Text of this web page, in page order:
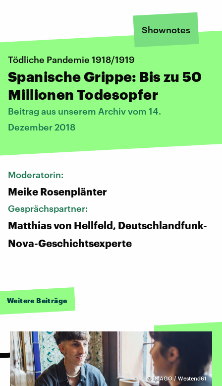
Shownotes
Tödliche Pandemie 1918/1919
Spanische Grippe: Bis zu 50
Millionen Todesopfer
Beitrag aus unserem Archiv vom 14.
Dezember 2018
Moderatorin:
Meike Rosenplänter
Gesprächspartner:
Matthias von Hellfeld, Deutschlandfunk-
Nova-Geschichtsexperte
Weitere Beiträge
© IMAGO / Westend61